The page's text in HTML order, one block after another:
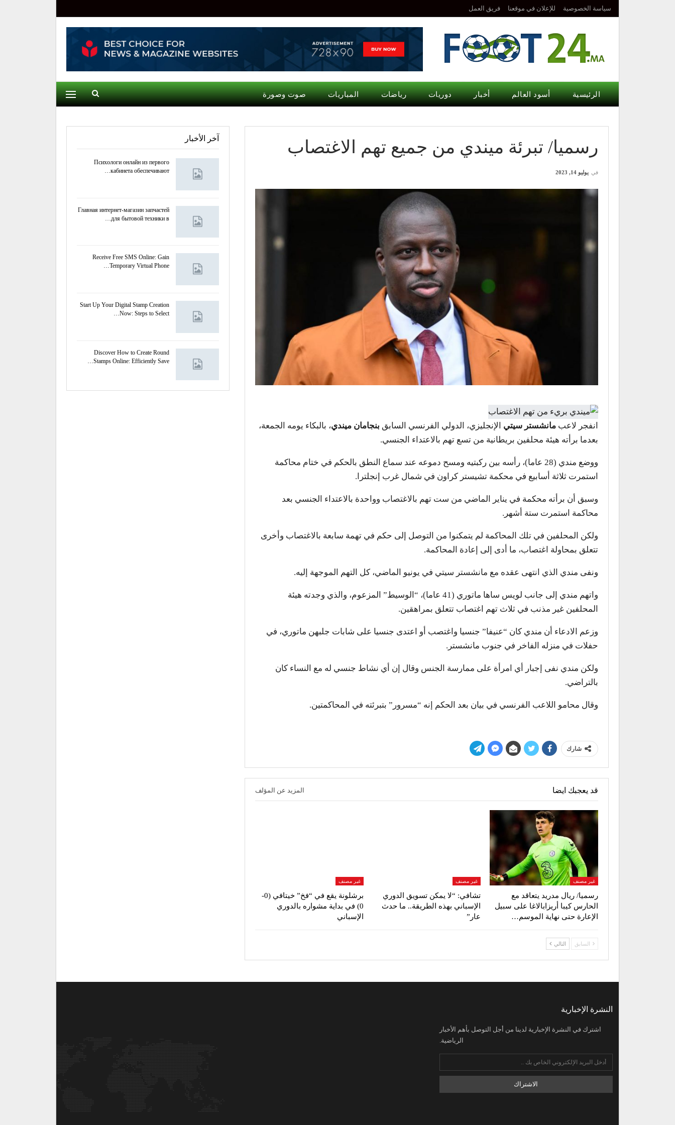
سياسة الخصوصية للإعلان في موقعنا فريق العمل
الرئيسية أسود العالم أخبار دوريات رياضات المباريات صوت وصورة
رسميا/ تبرئة ميندي من جميع تهم الاغتصاب
في يوليو 14, 2023
انفجر لاعب مانشستر سيتي الإنجليزي، الدولي الفرنسي السابق بنجامان ميندي، بالبكاء يومه الجمعة،
بعدما برأته هيئة محلفين بريطانية من تسع تهم بالاعتداء الجنسي.
ووضع مندي (28 عاما)، رأسه بين ركبتيه ومسح دموعه عند سماع النطق بالحكم في ختام محاكمة
استمرت ثلاثة أسابيع في محكمة تشيستر كراون في شمال غرب إنجلترا.
وسبق أن برأته محكمة في يناير الماضي من ست تهم بالاغتصاب وواحدة بالاعتداء الجنسي بعد
محاكمة استمرت ستة أشهر.
ولكن المحلفين في تلك المحاكمة لم يتمكنوا من التوصل إلى حكم في تهمة سابعة بالاغتصاب وأخرى
تتعلق بمحاولة اغتصاب، ما أدى إلى إعادة المحاكمة.
ونفى مندي الذي انتهى عقده مع مانشستر سيتي في يونيو الماضي، كل التهم الموجهة إليه.
واتهم مندي إلى جانب لويس ساها ماتوري (41 عاما)، “الوسيط” المزعوم، والذي وجدته هيئة
المحلفين غير مذنب في ثلاث تهم اغتصاب تتعلق بمراهقين.
وزعم الادعاء أن مندي كان “عنيفا” جنسيا واغتصب أو اعتدى جنسيا على شابات جلبهن ماتوري، في
حفلات في منزله الفاخر في جنوب مانشستر.
ولكن مندي نفى إجبار أي امرأة على ممارسة الجنس وقال إن أي نشاط جنسي له مع النساء كان
بالتراضي.
وقال محامو اللاعب الفرنسي في بيان بعد الحكم إنه “مسرور” بتبرئته في المحاكمتين.
شارك
قد يعجبك ايضا المزيد عن المؤلف
غير مصنف
رسميا/ ريال مدريد يتعاقد مع
الحارس كيبا أريزابالاغا على سبيل
الإعارة حتى نهاية الموسم…
غير مصنف
تشافي: “لا يمكن تسويق الدوري
الإسباني بهذه الطريقة.. ما حدث
عار”
غير مصنف
برشلونة يقع في “فخ” خيتافي (0-
0) في بداية مشواره بالدوري
الإسباني
السابق التالي
آخر الأخبار
Психологи онлайн из первого
кабинета обеспечивают…
Главная интернет-магазин запчастей
для бытовой техники в…
Receive Free SMS Online: Gain
Temporary Virtual Phone…
Start Up Your Digital Stamp Creation
Now: Steps to Select…
Discover How to Create Round
Stamps Online: Efficiently Save…
النشرة الإخبارية
اشترك في النشرة الإخبارية لدينا من أجل التوصل بأهم الأخبار
الرياضية.
الاشتراك